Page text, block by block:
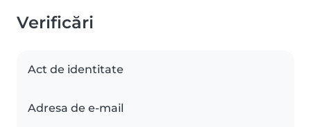
Verificări
Act de identitate
Adresa de e-mail